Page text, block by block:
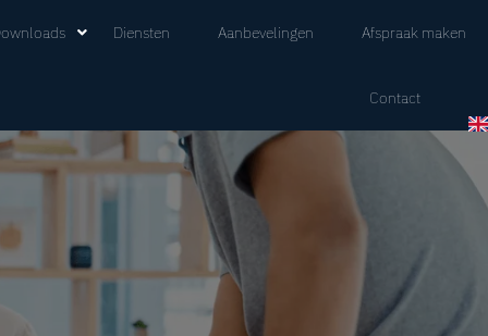
Diensten Aanbevelingen Afspraak maken
Contact